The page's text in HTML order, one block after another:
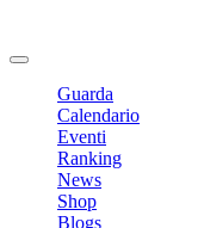
Guarda
Calendario
Eventi
Ranking
News
Shop
Blogs